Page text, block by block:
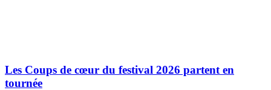
Les Coups de cœur du festival 2026 partent en
tournée